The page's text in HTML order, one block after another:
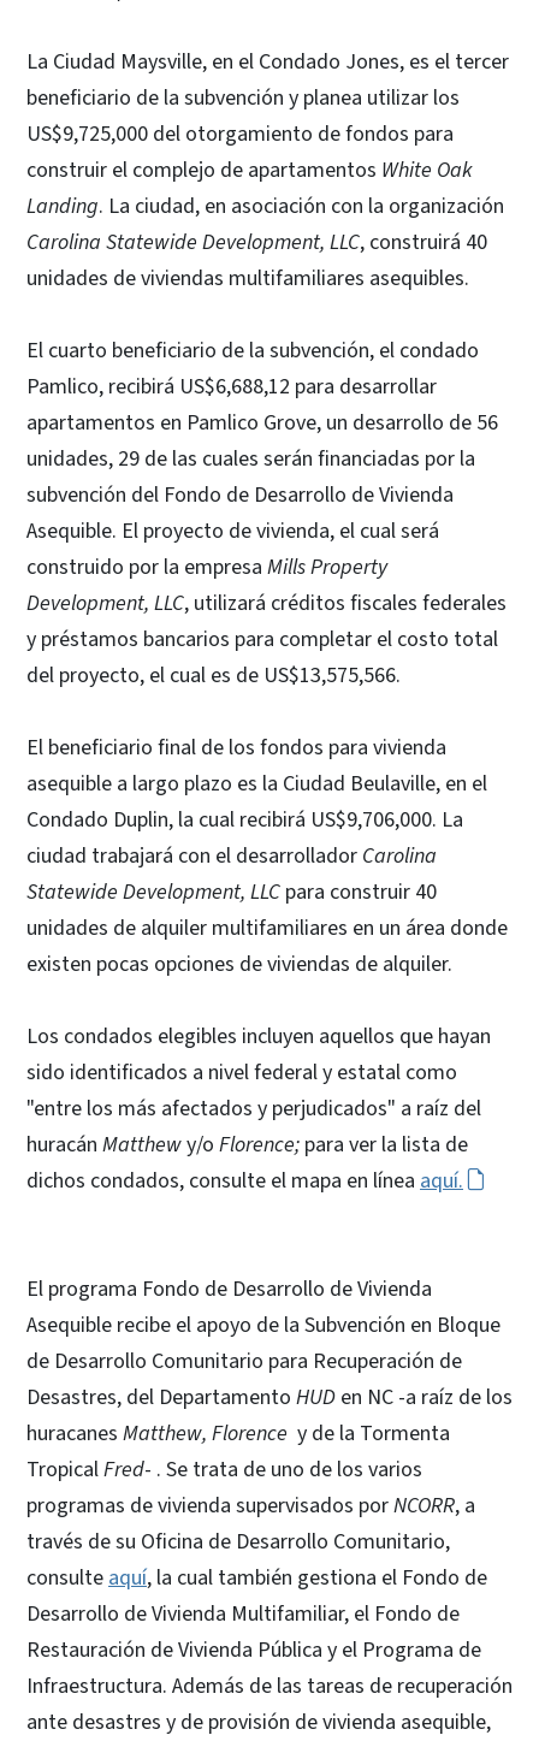
La Ciudad Maysville, en el Condado Jones, es el tercer
beneficiario de la subvención y planea utilizar los
US$9,725,000 del otorgamiento de fondos para
construir el complejo de apartamentos White Oak
Landing. La ciudad, en asociación con la organización
Carolina Statewide Development, LLC, construirá 40
unidades de viviendas multifamiliares asequibles.
El cuarto beneficiario de la subvención, el condado
Pamlico, recibirá US$6,688,12 para desarrollar
apartamentos en Pamlico Grove, un desarrollo de 56
unidades, 29 de las cuales serán financiadas por la
subvención del Fondo de Desarrollo de Vivienda
Asequible. El proyecto de vivienda, el cual será
construido por la empresa Mills Property
Development, LLC, utilizará créditos fiscales federales
y préstamos bancarios para completar el costo total
del proyecto, el cual es de US$13,575,566.
El beneficiario final de los fondos para vivienda
asequible a largo plazo es la Ciudad Beulaville, en el
Condado Duplin, la cual recibirá US$9,706,000. La
ciudad trabajará con el desarrollador Carolina
Statewide Development, LLC para construir 40
unidades de alquiler multifamiliares en un área donde
existen pocas opciones de viviendas de alquiler.
Los condados elegibles incluyen aquellos que hayan
sido identificados a nivel federal y estatal como
"entre los más afectados y perjudicados" a raíz del
huracán Matthewy/o Florence; para ver la lista de
dichos condados, consulte el mapa en línea aquí.
El programa Fondo de Desarrollo de Vivienda
Asequible recibe el apoyo de la Subvención en Bloque
de Desarrollo Comunitario para Recuperación de
Desastres, del Departamento HUD en NC -a raíz de los
huracanes Matthew, Florence y de la Tormenta
TropicalFred- . Se trata de uno de los varios
programas de vivienda supervisados porNCORR, a
través de su Oficina de Desarrollo Comunitario,
consulte aquí, la cual también gestiona el Fondo de
Desarrollo de Vivienda Multifamiliar, el Fondo de
Restauración de Vivienda Pública y el Programa de
Infraestructura. Además de las tareas de recuperación
ante desastres y de provisión de vivienda asequible,